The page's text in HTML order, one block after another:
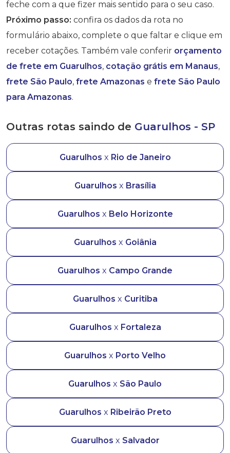
feche com a que fizer mais sentido para o seu caso.
Próximo passo: confira os dados da rota no
formulário abaixo, complete o que faltar e clique em
receber cotações. Também vale conferir orçamento
de frete em Guarulhos, cotação grátis em Manaus,
frete São Paulo, frete Amazonas e frete São Paulo
para Amazonas.
Outras rotas saindo de Guarulhos - SP
Guarulhos x Rio de Janeiro
Guarulhos x Brasília
Guarulhos x Belo Horizonte
Guarulhos x Goiânia
Guarulhos x Campo Grande
Guarulhos x Curitiba
Guarulhos x Fortaleza
Guarulhos x Porto Velho
Guarulhos x São Paulo
Guarulhos x Ribeirão Preto
Guarulhos x Salvador